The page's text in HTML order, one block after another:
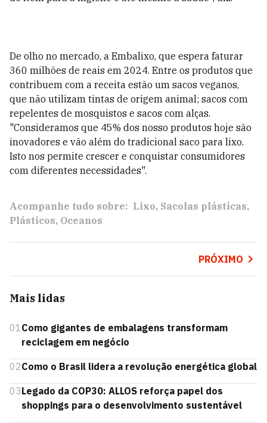
De olho no mercado, a Embalixo, que espera faturar
360 milhões de reais em 2024. Entre os produtos que
contribuem com a receita estão um sacos veganos,
que não utilizam tintas de origem animal; sacos com
repelentes de mosquistos e sacos com alças.
"Consideramos que 45% dos nosso produtos hoje são
inovadores e vão além do tradicional saco para lixo.
Isto nos permite crescer e conquistar consumidores
com diferentes necessidades".
Acompanhe tudo sobre: Lixo Sacolas plásticas
Plásticos Oceanos
PRÓXIMO
Mais lidas
01 Como gigantes de embalagens transformam
reciclagem em negócio
02Como o Brasil lidera a revolução energética global
03Legado da COP30: ALLOS reforça papel dos
shoppings para o desenvolvimento sustentável